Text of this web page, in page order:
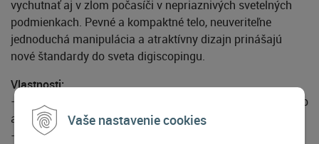
Vaše nastavenie cookies
vychutnať aj v zlom počasíči v nepriaznivých svetelných
podmienkach. Pevné a kompaktné telo, neuveriteľne
jednoduchá manipulácia a atraktívny dizajn prinášajú
nové štandardy do sveta digiscopingu.
Vlastnosti:
– najnovšie fluoridové sklo pre dokonalú neutrálnosť farieb
a maximálny kontrast
– vo verzii rovného alebo uhlového monokuláru